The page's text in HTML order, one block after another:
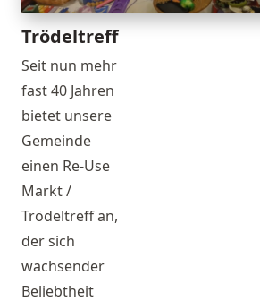
Trödeltreff
Seit nun mehr
fast 40 Jahren
bietet unsere
Gemeinde
einen Re-Use
Markt /
Trödeltreff an,
der sich
wachsender
Beliebtheit